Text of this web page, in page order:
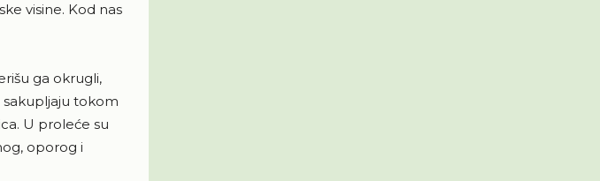
visine. Kod nas
ga okrugli,
sakupljaju tokom
U proleće su
oporog i